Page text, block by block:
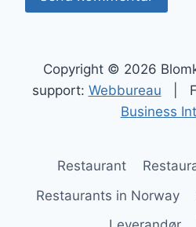
Copyright © 2026
support: Webbureau |
Business
Restaurant
Restaurants in Norway